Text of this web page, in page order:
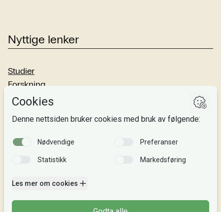
Nyttige lenker
Studier
Forskning
Om oss
Si fra!
Følg oss